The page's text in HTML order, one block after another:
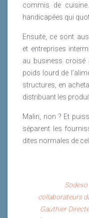
commis de
handicapées qui
Ensuite, ce sont
et entreprises
au business croisé
poids lourd de
structures, en
distribuant les
Malin, non ? Et
séparent les
dites normales de
Sodexo
collaborateurs
Gauthier